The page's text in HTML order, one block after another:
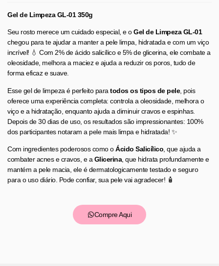
Gel de Limpeza GL-01 350g
Seu rosto merece um cuidado especial, e oGel de Limpeza GL-01
chegou para te ajudar a manter a pele limpa, hidratada e com um viço
incrível! 💧 Com 2% de ácido salicílico e 5% de glicerina, ele combate a
oleosidade, melhora a maciez e ajuda a reduzir os poros, tudo de
forma eficaz e suave.
Esse gel de limpeza é perfeito para todos os tipos de pele, pois
oferece uma experiência completa: controla a oleosidade, melhora o
viço e a hidratação, enquanto ajuda a diminuir cravos e espinhas.
Depois de 30 dias de uso, os resultados são impressionantes: 100%
dos participantes notaram a pele mais limpa e hidratada! ✨
Com ingredientes poderosos como oÁcido Salicílico , que ajuda a
combater acnes e cravos, e a Glicerina, que hidrata profundamente e
mantém a pele macia, ele é dermatologicamente testado e seguro
para o uso diário. Pode confiar, sua pele vai agradecer! 🧴
Compre Aqui